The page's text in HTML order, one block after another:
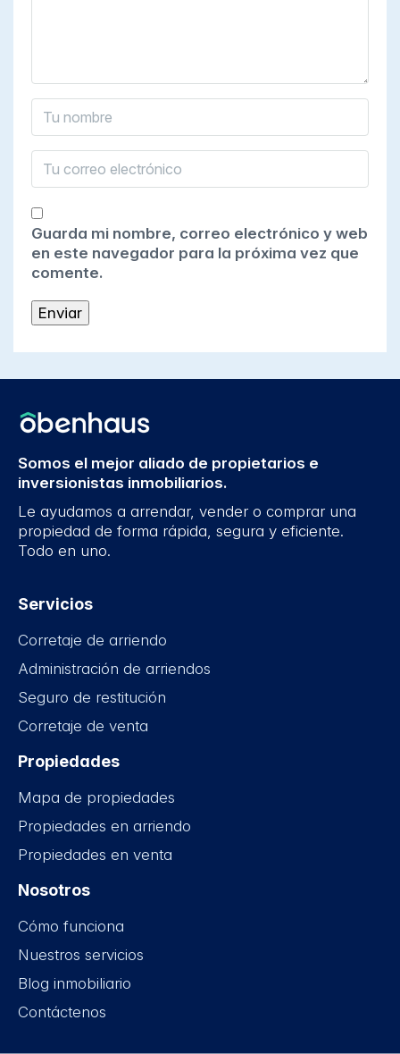
Guarda mi nombre, correo electrónico y web
en este navegador para la próxima vez que
comente.
Somos el mejor aliado de propietarios e
inversionistas inmobiliarios.
Le ayudamos a arrendar, vender o comprar una
propiedad de forma rápida, segura y eficiente.
Todo en uno.
Servicios
Corretaje de arriendo
Administración de arriendos
Seguro de restitución
Corretaje de venta
Propiedades
Mapa de propiedades
Propiedades en arriendo
Propiedades en venta
Nosotros
Cómo funciona
Nuestros servicios
Blog inmobiliario
Contáctenos